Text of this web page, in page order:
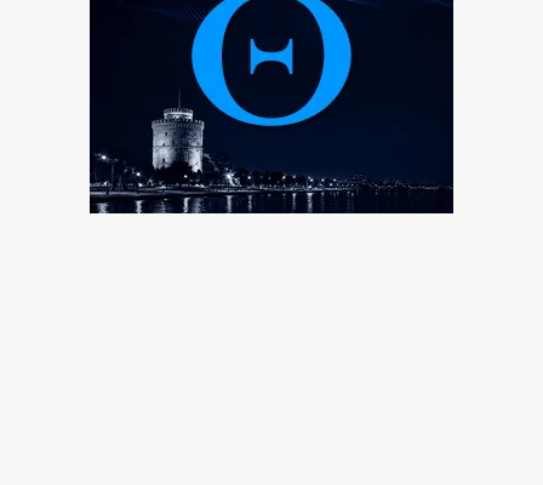
που έσωσε χελωνάκι από τις φλόγες στον Κουβαρά
Παναγία Σουμελά: «Ανταλλάγματα» στη Δυτική Θράκη
απαιτούν οι Τούρκοι
10|08|2026 | 15:00
Νέες ταυτότητες: Ποιους φορείς πρέπει να